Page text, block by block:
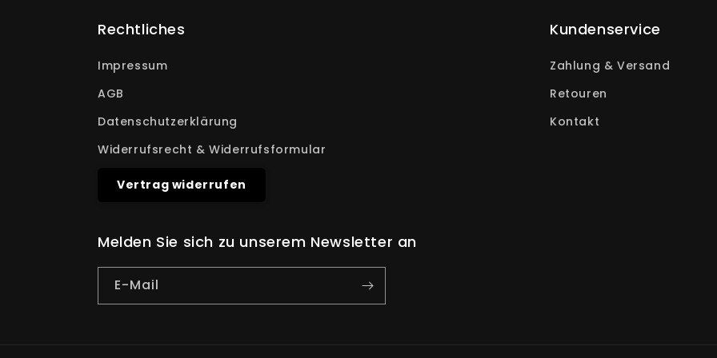
Rechtliches
Impressum
AGB
Datenschutzerklärung
Widerrufsrecht & Widerrufsformular
Vertrag widerrufen
Kundenservice
Zahlung & Versand
Retouren
Kontakt
Melden Sie sich zu unserem Newsletter an
E-Mail